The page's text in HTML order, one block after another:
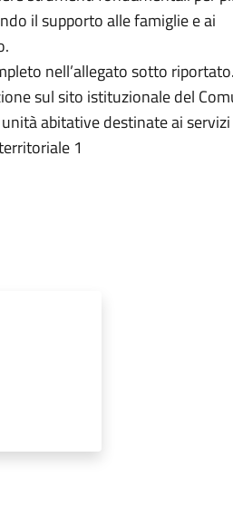
il supporto alle famiglie e ai
nell’allegato sotto riportato.
sul sito istituzionale del
abitative destinate ai servizi
1